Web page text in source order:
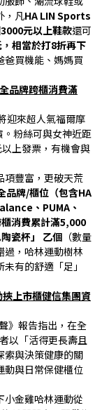
，凡HA LIN Sports
元以上鞋款還可
相當於打8折再下
爸買機能、媽媽買
品牌跨櫃消費滿
迎來超人氣福爾摩
粉絲可與女神近距
上發票，有機會與
項豐富，更破天荒
品牌/櫃位（包含HA
、PUMA、
櫃消費累計滿5,000
瓷杯」 乙個 （數量
過，哈林運動樹林
有的舒適「足」
上市櫃健信集團資
》報告指出，在全
以「活得更長壽且
索與決策健康的關
動與日常保健櫃位
小金雞哈林運動從